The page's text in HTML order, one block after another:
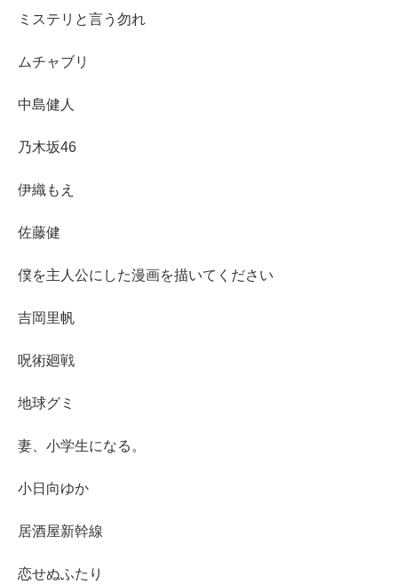
ミステリと言う勿れ
ムチャブリ
中島健人
乃木坂46
伊織もえ
佐藤健
僕を主人公にした漫画を描いてください
吉岡里帆
呪術廻戦
地球グミ
妻、小学生になる。
小日向ゆか
居酒屋新幹線
恋せぬふたり